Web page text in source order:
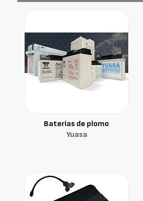
Baterías de plomo
Yuasa